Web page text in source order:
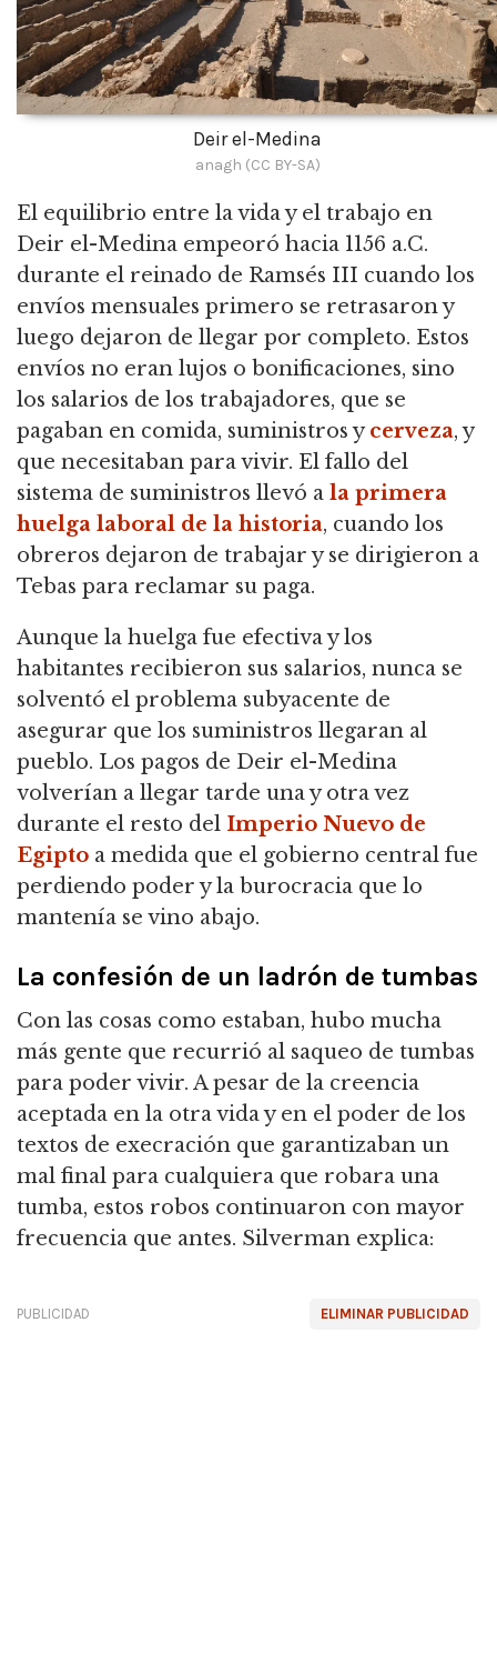
Deir el-Medina
anagh (CC BY-SA)
El equilibrio entre la vida y el trabajo en
Deir el-Medina empeoró hacia 1156 a.C.
durante el reinado de Ramsés III cuando los
envíos mensuales primero se retrasaron y
luego dejaron de llegar por completo. Estos
envíos no eran lujos o bonificaciones, sino
los salarios de los trabajadores, que se
pagaban en comida, suministros ycerveza, y
que necesitaban para vivir. El fallo del
sistema de suministros llevó a la primera
huelga laboral de la historia, cuando los
obreros dejaron de trabajar y se dirigieron a
Tebas para reclamar su paga.
Aunque la huelga fue efectiva y los
habitantes recibieron sus salarios, nunca se
solventó el problema subyacente de
asegurar que los suministros llegaran al
pueblo. Los pagos de Deir el-Medina
volverían a llegar tarde una y otra vez
durante el resto del Imperio Nuevo de
Egipto a medida que el gobierno central fue
perdiendo poder y la burocracia que lo
mantenía se vino abajo.
La confesión de un ladrón de tumbas
Con las cosas como estaban, hubo mucha
más gente que recurrió al saqueo de tumbas
para poder vivir. A pesar de la creencia
aceptada en la otra vida y en el poder de los
textos de execración que garantizaban un
mal final para cualquiera que robara una
tumba, estos robos continuaron con mayor
frecuencia que antes. Silverman explica:
ELIMINAR PUBLICIDAD
PUBLICIDAD